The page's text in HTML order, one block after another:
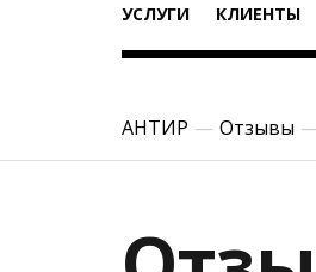
УСЛУГИ КЛИЕНТЫ
АНТИР Отзывы